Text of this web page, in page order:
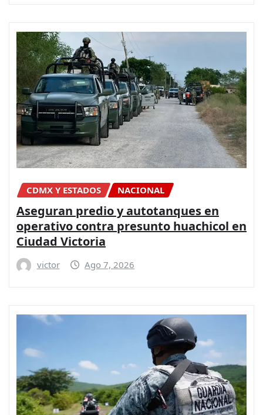
CDMX Y ESTADOS NACIONAL
Aseguran predio y autotanques en
operativo contra presunto huachicol en
Ciudad Victoria
victor Ago 7, 2026